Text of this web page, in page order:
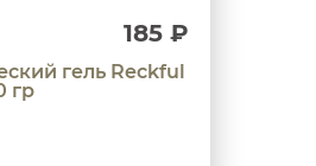
185 ₽
гель Reckful
гр